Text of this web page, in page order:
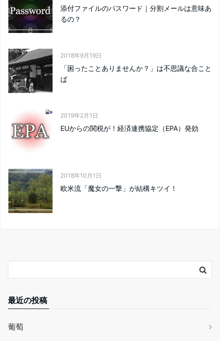
添付ファイルのパスワード｜分割メールは意味あ
るの？
2018年9月19日
「困ったことありませんか？」は不思議な合こと
ば
2019年2月1日
EUからの関税が！経済連携協定（EPA）発効
2018年10月1日
欧米流「魔女の一撃」が結構キツイ！
最近の投稿
葡萄